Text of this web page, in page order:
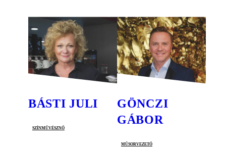
BÁSTI JULI
színművésznő
GÖNCZI
GÁBOR
műsorvezető